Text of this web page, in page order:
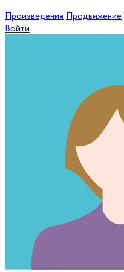
Произведения Продвижение
Войти